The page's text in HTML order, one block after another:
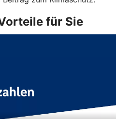
für Sie